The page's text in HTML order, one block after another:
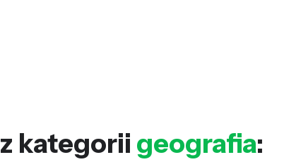
z kategorii geografia: